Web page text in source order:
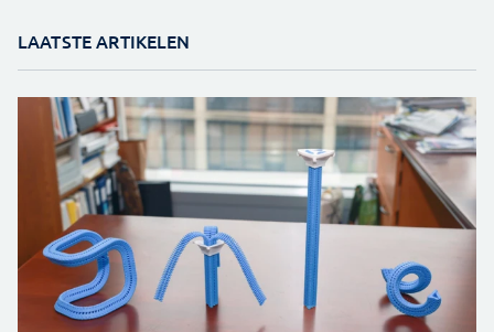
LAATSTE ARTIKELEN